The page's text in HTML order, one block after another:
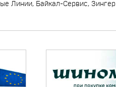
Линии, Байкал-Сервис, Зингер